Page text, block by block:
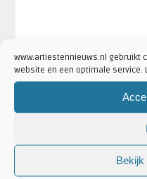
www.artiestennieuws.nl gebruikt
website en een optimale service.
Bekijk